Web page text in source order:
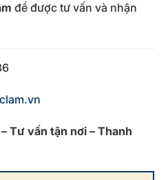
để được tư vấn và nhận
Tư vấn tận nơi – Thanh